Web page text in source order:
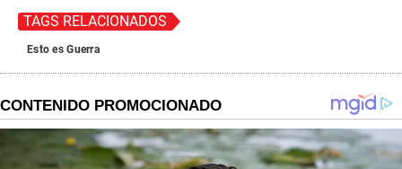
TAGS RELACIONADOS
Esto es Guerra